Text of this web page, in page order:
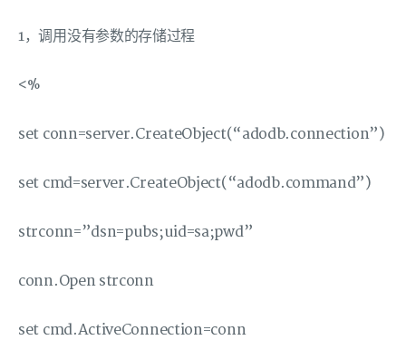
1，调用没有参数的存储过程
<%
set conn=server.CreateObject(“adodb.connection”)
set cmd=server.CreateObject(“adodb.command”)
strconn=”dsn=pubs;uid=sa;pwd”
conn.Open strconn
set cmd.ActiveConnection=conn